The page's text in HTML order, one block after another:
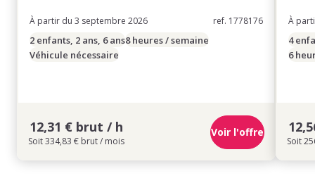
À partir du 3 septembre 2026 ref. 1778176
2 enfants, 2 ans, 6 ans8 heures / semaine
Véhicule nécessaire
12,31 € brut / h
Soit 334,83 € brut / mois
Voir l'offre
À
4
6
Soit